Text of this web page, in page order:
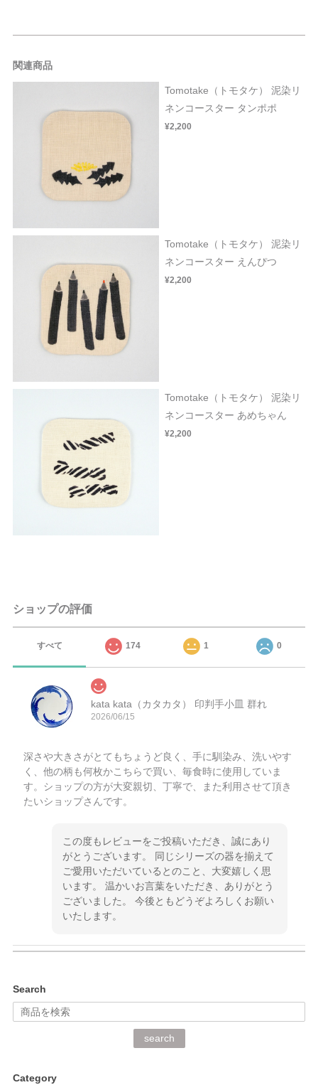
関連商品
Tomotake（トモタケ） 泥染リ
ネンコースター タンポポ
¥2,200
Tomotake（トモタケ） 泥染リ
ネンコースター えんぴつ
¥2,200
Tomotake（トモタケ） 泥染リ
ネンコースター あめちゃん
¥2,200
ショップの評価
すべて 174 1 0
kata kata（カタカタ） 印判手小皿 群れ
2026/06/15
深さや大きさがとてもちょうど良く、手に馴染み、洗いやす
く、他の柄も何枚かこちらで買い、毎食時に使用していま
す。ショップの方が大変親切、丁寧で、また利用させて頂き
たいショップさんです。
この度もレビューをご投稿いただき、誠にあり
がとうございます。 同じシリーズの器を揃えて
ご愛用いただいているとのこと、大変嬉しく思
います。 温かいお言葉をいただき、ありがとう
ございました。 今後ともどうぞよろしくお願い
いたします。
深さや大きさがとてもちょうど良く、手に馴染み、洗いやす
く、他の柄も何枚かこちらで買い、毎食時に使用していま
く交換して下さいました。
Search
search
Category